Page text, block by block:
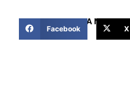
COMPARTIR ESTA NOTICIA
Facebook X